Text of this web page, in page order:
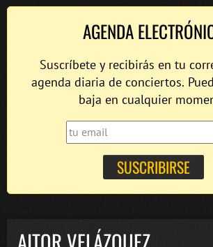
AGENDA
Suscríbete y recibirás en tu
agenda diaria de conciertos.
baja en cualquier